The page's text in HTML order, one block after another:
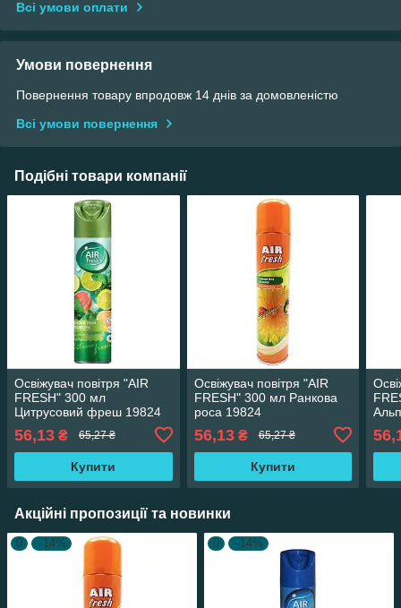
Всі умови оплати
Умови повернення
Повернення товару впродовж 14 днів за домовленістю
Всі умови повернення
Подібні товари компанії
Освіжувач повітря "AIR
FRESH" 300 мл
Цитрусовий фреш 19824
56,13 ₴ 65,27 ₴
Купити
Освіжувач повітря "AIR
FRESH" 300 мл Ранкова
роса 19824
56,13₴ 65,27 ₴
Купити
Акційні пропозиції та новинки
0 –14% 0 –14%